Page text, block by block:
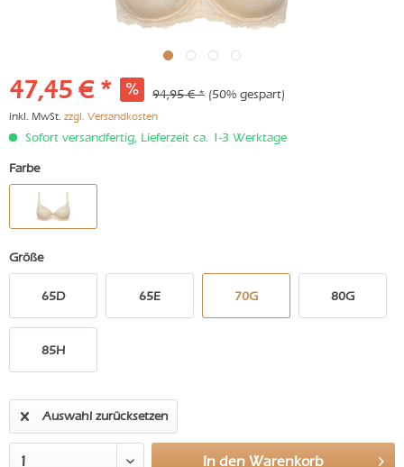
47,45 € * 94,95 € * (50% gespart)
inkl. MwSt. zzgl. Versandkosten
Sofort versandfertig, Lieferzeit ca. 1-3 Werktage
Farbe
Größe
65D 65E 70G 80G
85H
Auswahl zurücksetzen
In den Warenkorb